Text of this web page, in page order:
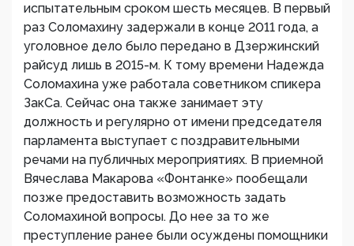
испытательным сроком шесть месяцев. В первый
раз Соломахину задержали в конце 2011 года, а
уголовное дело было передано в Дзержинский
райсуд лишь в 2015-м. К тому времени Надежда
Соломахина уже работала советником спикера
ЗакСа. Сейчас она также занимает эту
должность и регулярно от имени председателя
парламента выступает с поздравительными
речами на публичных мероприятиях. В приемной
Вячеслава Макарова «Фонтанке» пообещали
позже предоставить возможность задать
Соломахиной вопросы. До нее за то же
преступление ранее были осуждены помощники